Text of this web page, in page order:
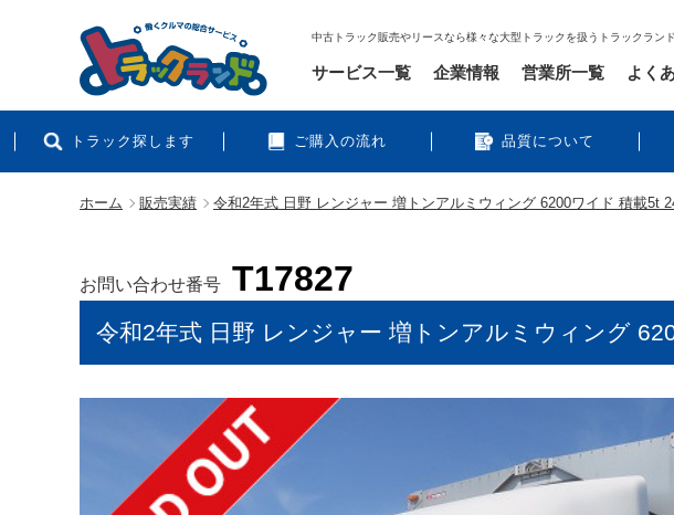
中古トラック販売やリースなら様々な大型トラックを扱うトラックラン
トラック探します ご購入の流れ 品質について
サービス一覧 企業情報 営業所一覧 よく
ホーム 販売実績 令和2年式 日野 レンジャー 増トンアルミウィング 6200ワイド 積載
お問い合わせ番号 T17827
令和2年式 日野 レンジャー 増トンアルミウィング